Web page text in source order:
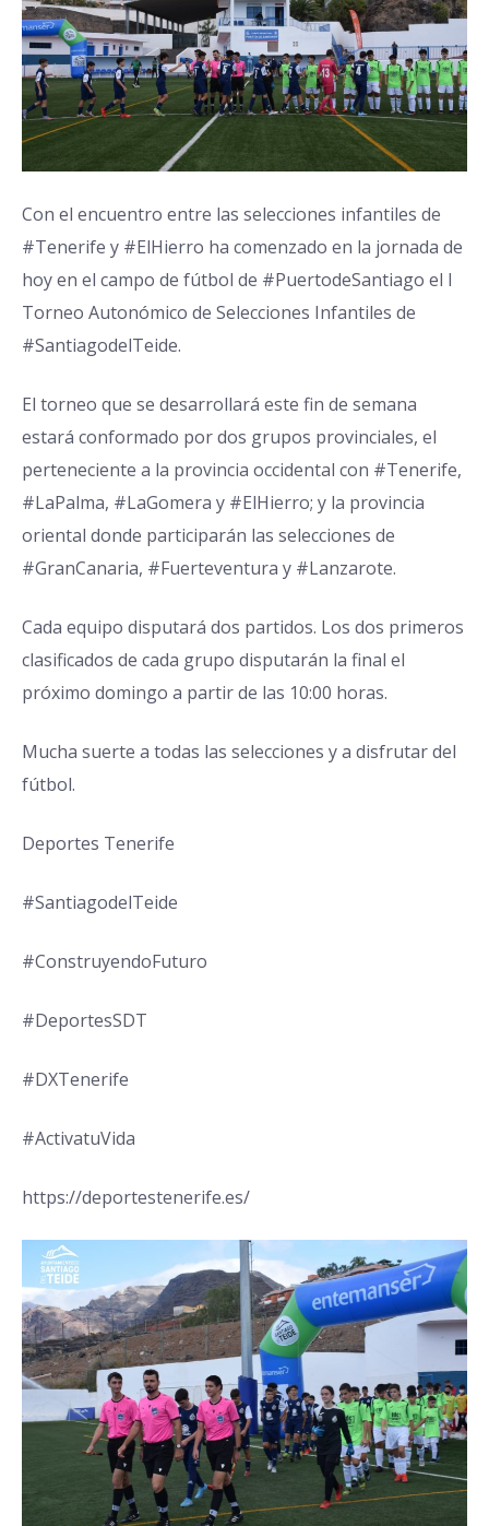
Con el encuentro entre las selecciones infantiles de
#Tenerife y #ElHierro ha comenzado en la jornada de
hoy en el campo de fútbol de #PuertodeSantiago el I
Torneo Autonómico de Selecciones Infantiles de
#SantiagodelTeide.
El torneo que se desarrollará este fin de semana
estará conformado por dos grupos provinciales, el
perteneciente a la provincia occidental con #Tenerife,
#LaPalma, #LaGomera y #ElHierro; y la provincia
oriental donde participarán las selecciones de
#GranCanaria, #Fuerteventura y #Lanzarote.
Cada equipo disputará dos partidos. Los dos primeros
clasificados de cada grupo disputarán la final el
próximo domingo a partir de las 10:00 horas.
Mucha suerte a todas las selecciones y a disfrutar del
fútbol.
Deportes Tenerife
#SantiagodelTeide
#ConstruyendoFuturo
#DeportesSDT
#DXTenerife
#ActivatuVida
https://deportestenerife.es/